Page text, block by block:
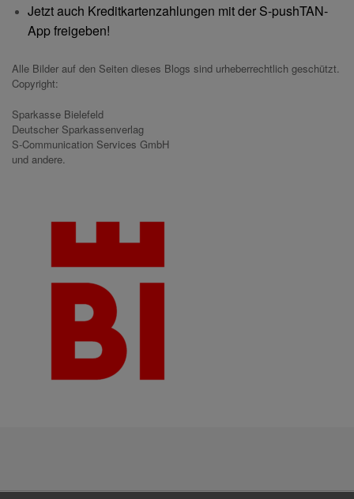
Jetzt auch Kreditkartenzahlungen mit der S-pushTAN-
App freigeben!
Alle Bilder auf den Seiten dieses Blogs sind urheberrechtlich geschützt.
Copyright:
Sparkasse Bielefeld
Deutscher Sparkassenverlag
S-Communication Services GmbH
und andere.